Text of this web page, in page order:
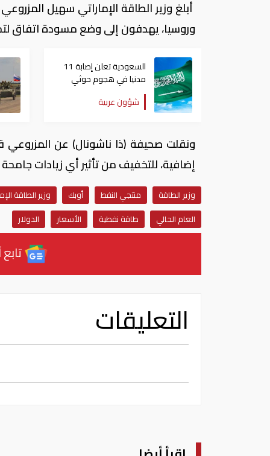
أبلغ وزير الطاقة الإماراتي سهيل
وروسيا، يهدفون إلى وضع مسودة اتفاق
السعودية تعلن إصابة 11
مدنيا في هجوم حوثي
على نجران
شؤون عربية
ونقلت صحيفة (ذا ناشونال) عن
إضافية، للتخفيف من تأثير أي زيادات
وزير الطاقة منتجي النفط أوبك وزير الطاقة
العام الحالي
طاقة نفطية الأسعار الدولار
التعليقات